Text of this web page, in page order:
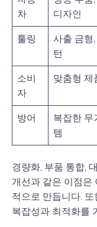
차
디자인
툴링
사출 금형
턴
소비
자
맞춤형 제
방어
복잡한 무
템
경량화, 부품 통합,
개선과 같은 이점은
적으로 만듭니다.
복잡성과 최적화를